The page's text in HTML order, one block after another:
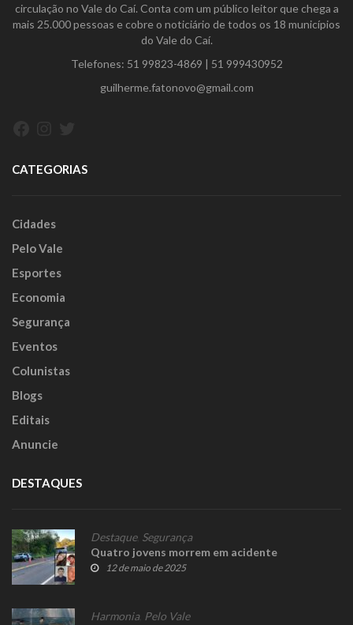
circulação no Vale do Caí. Conta com um público leitor que chega a
mais 25.000 pessoas e cobre o noticiário de todos os 18 municípios
do Vale do Caí.
Telefones: 51 99823-4869 | 51 999430952
guilherme.fatonovo@gmail.com
CATEGORIAS
Cidades
Pelo Vale
Esportes
Economia
Segurança
Eventos
Colunistas
Blogs
Editais
Anuncie
DESTAQUES
Destaque, Segurança
Quatro jovens morrem em acidente
12 de maio de 2025
Harmonia, Pelo Vale